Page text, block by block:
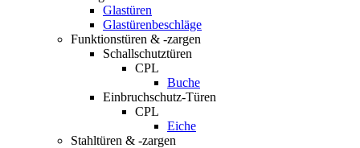
Glastüren
Glastürenbeschläge
Funktionstüren & -zargen
Schallschutztüren
CPL
Buche
Einbruchschutz-Türen
CPL
Eiche
Stahltüren & -zargen